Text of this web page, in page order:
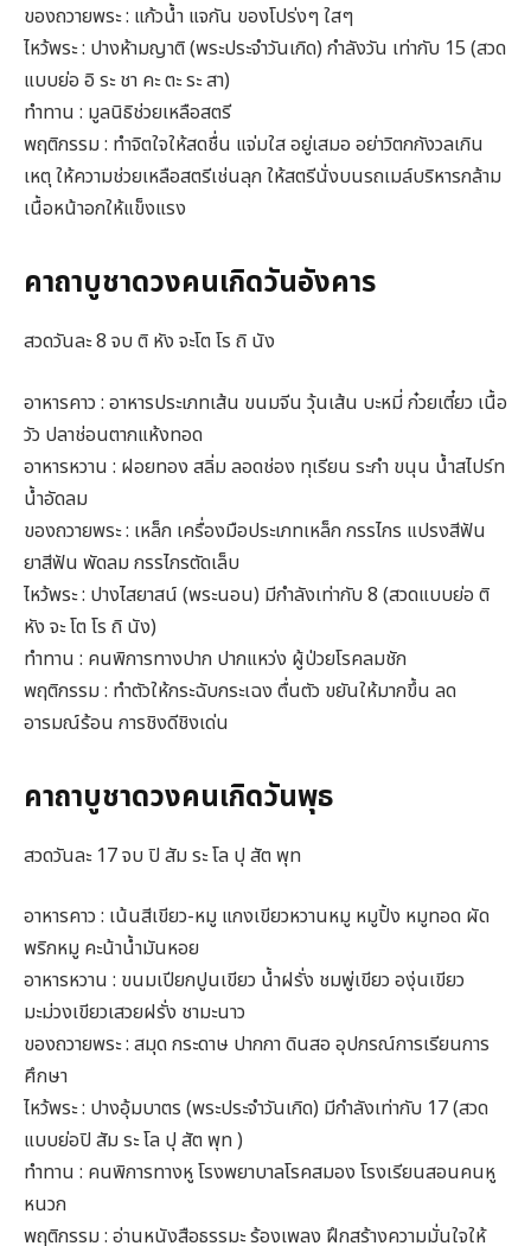
ของถวายพระ : แก้วน้ำ แจกัน ของโปร่งๆ ใสๆ
ไหว้พระ : ปางห้ามญาติ (พระประจำวันเกิด) กำลังวัน เท่ากับ 15 (สวด
แบบย่อ อิ ระ ชา คะ ตะ ระ สา)
ทำทาน : มูลนิธิช่วยเหลือสตรี
พฤติกรรม : ทำจิตใจให้สดชื่น แจ่มใส อยู่เสมอ อย่าวิตกกังวลเกิน
เหตุ ให้ความช่วยเหลือสตรีเช่นลุก ให้สตรีนั่งบนรถเมล์บริหารกล้าม
เนื้อหน้าอกให้แข็งแรง
คาถาบูชาดวงคนเกิดวันอังคาร
สวดวันละ 8 จบ ติ หัง จะโต โร ถิ นัง
อาหารคาว : อาหารประเภทเส้น ขนมจีน วุ้นเส้น บะหมี่ ก๋วยเตี๋ยว เนื้อ
วัว ปลาช่อนตากแห้งทอด
อาหารหวาน : ฝอยทอง สลิ่ม ลอดช่อง ทุเรียน ระกำ ขนุน น้ำสไปร์ท
น้ำอัดลม
ของถวายพระ : เหล็ก เครื่องมือประเภทเหล็ก กรรไกร แปรงสีฟัน
ยาสีฟัน พัดลม กรรไกรตัดเล็บ
ไหว้พระ : ปางไสยาสน์ (พระนอน) มีกำลังเท่ากับ 8 (สวดแบบย่อ ติ
หัง จะ โต โร ถิ นัง)
ทำทาน : คนพิการทางปาก ปากแหว่ง ผู้ป่วยโรคลมชัก
พฤติกรรม : ทำตัวให้กระฉับกระเฉง ตื่นตัว ขยันให้มากขึ้น ลด
อารมณ์ร้อน การชิงดีชิงเด่น
คาถาบูชาดวงคนเกิดวันพุธ
สวดวันละ 17 จบ ปิ สัม ระ โล ปุ สัต พุท
อาหารคาว : เน้นสีเขียว-หมู แกงเขียวหวานหมู หมูปิ้ง หมูทอด ผัด
พริกหมู คะน้าน้ำมันหอย
อาหารหวาน : ขนมเปียกปูนเขียว น้ำฝรั่ง ชมพู่เขียว องุ่นเขียว
มะม่วงเขียวเสวยฝรั่ง ชามะนาว
ของถวายพระ : สมุด กระดาษ ปากกา ดินสอ อุปกรณ์การเรียนการ
ศึกษา
ไหว้พระ : ปางอุ้มบาตร (พระประจำวันเกิด) มีกำลังเท่ากับ 17 (สวด
แบบย่อปิ สัม ระ โล ปุ สัต พุท )
ทำทาน : คนพิการทางหู โรงพยาบาลโรคสมอง โรงเรียนสอนคนหู
หนวก
พฤติกรรม : อ่านหนังสือธรรมะ ร้องเพลง ฝึกสร้างความมั่นใจให้